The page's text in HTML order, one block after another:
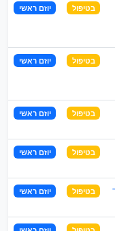
בטיפול יוזם ראשי
בטיפול יוזם ראשי
בטיפול יוזם ראשי
בטיפול יוזם ראשי
בטיפול יוזם ראשי